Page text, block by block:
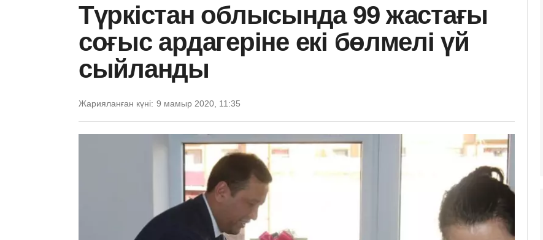
Түркістан облысында 99 жастағы
соғыс ардагеріне екі бөлмелі үй
сыйланды
Жарияланған күні: 9 мамыр 2020, 11:35